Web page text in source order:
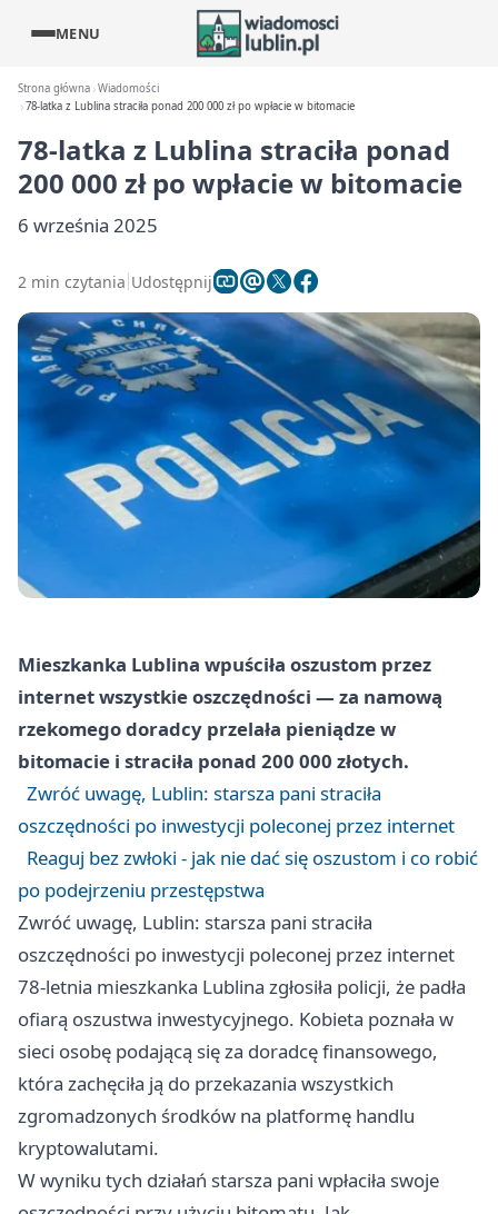
MENU
Strona główna Wiadomości
78-latka z Lublina straciła ponad 200 000 zł po wpłacie w bitomacie
78-latka z Lublina straciła ponad
200 000 zł po wpłacie w bitomacie
6 września 2025
2 min czytania Udostępnij
Mieszkanka Lublina wpuściła oszustom przez
internet wszystkie oszczędności — za namową
rzekomego doradcy przelała pieniądze w
bitomacie i straciła ponad 200 000 złotych.
Zwróć uwagę, Lublin: starsza pani straciła
oszczędności po inwestycji poleconej przez internet
Reaguj bez zwłoki - jak nie dać się oszustom i co robić
po podejrzeniu przestępstwa
Zwróć uwagę, Lublin: starsza pani straciła
oszczędności po inwestycji poleconej przez internet
78-letnia mieszkanka Lublina zgłosiła policji, że padła
ofiarą oszustwa inwestycyjnego. Kobieta poznała w
sieci osobę podającą się za doradcę finansowego,
która zachęciła ją do przekazania wszystkich
zgromadzonych środków na platformę handlu
kryptowalutami.
W wyniku tych działań starsza pani wpłaciła swoje